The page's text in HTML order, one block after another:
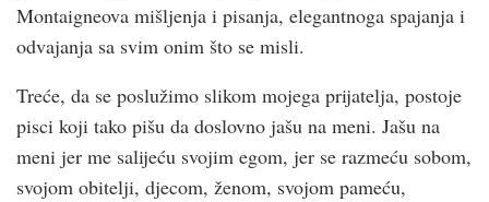
Montaigneova mišljenja i pisanja, elegantnoga spajanja i
odvajanja sa svim onim što se misli.
Treće, da se poslužimo slikom mojega prijatelja, postoje
pisci koji tako pišu da doslovno jašu na meni. Jašu na
meni jer me salijeću svojim egom, jer se razmeću sobom,
svojom obitelji, djecom, ženom, svojom pameću,